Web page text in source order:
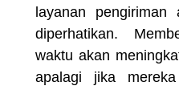
layanan
diperhatikan.
waktu akan
apalagi jika